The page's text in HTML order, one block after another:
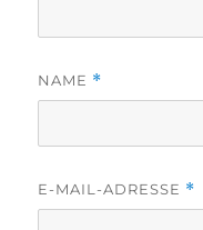
NAME *
E-MAIL-ADRESSE *